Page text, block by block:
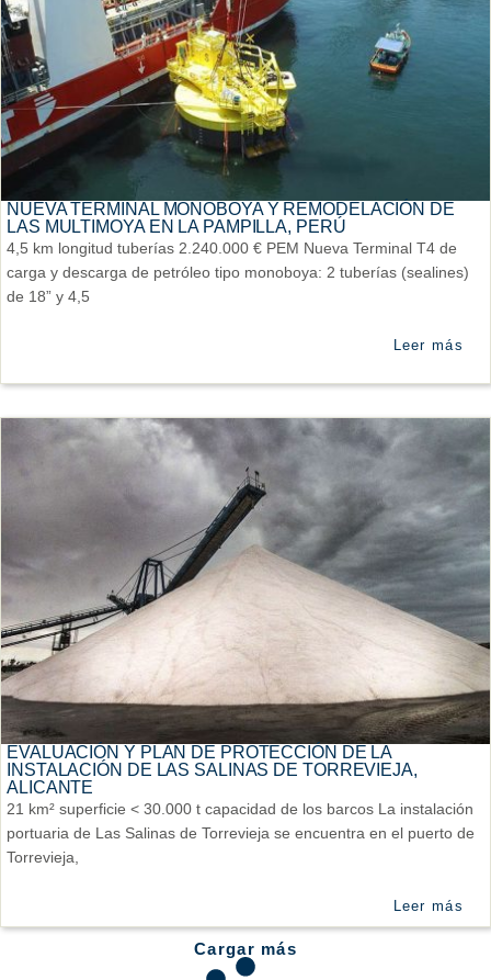
NUEVA TERMINAL MONOBOYA Y REMODELACIÓN DE
LAS MULTIMOYA EN LA PAMPILLA, PERÚ
4,5 km longitud tuberías 2.240.000 € PEM Nueva Terminal T4 de
carga y descarga de petróleo tipo monoboya: 2 tuberías (sealines)
de 18” y 4,5
Leer más
EVALUACIÓN Y PLAN DE PROTECCIÓN DE LA
INSTALACIÓN DE LAS SALINAS DE TORREVIEJA,
ALICANTE
21 km² superficie < 30.000 t capacidad de los barcos La instalación
portuaria de Las Salinas de Torrevieja se encuentra en el puerto de
Torrevieja,
Leer más
Cargar más